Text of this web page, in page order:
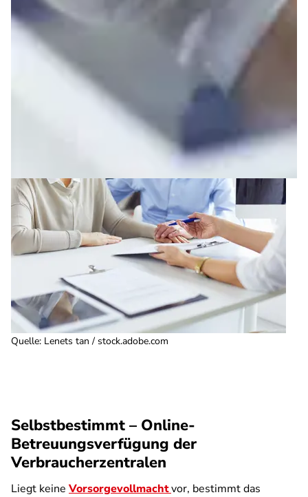
Quelle: Lenets tan / stock.adobe.com
Selbstbestimmt – Online-
Betreuungsverfügung der
Verbraucherzentralen
Liegt keine Vorsorgevollmachtvor, bestimmt das